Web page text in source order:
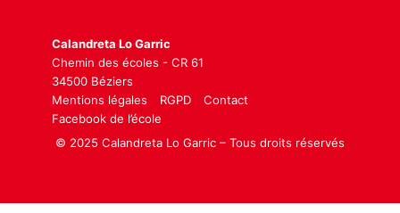
Calandreta Lo Garric
Chemin des écoles - CR 61
34500 Béziers
Mentions légales
RGPD
Contact
Facebook de l’école
© 2025 Calandreta Lo Garric – Tous droits réservés